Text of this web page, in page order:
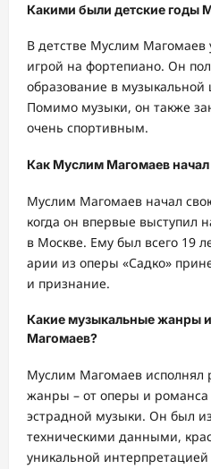
Какими были детские годы
В детстве Муслим Магомаев
игрой на фортепиано. Он
образование в музыкальной
Помимо музыки, он также
очень спортивным.
Как Муслим Магомаев
Муслим Магомаев начал
когда он впервые выступил
в Москве. Ему был всего 19
арии из оперы «Садко»
и признание.
Какие музыкальные жанры
Магомаев?
Муслим Магомаев исполнял
жанры – от оперы и романса
эстрадной музыки. Он был
техническими данными,
уникальной интерпретацией